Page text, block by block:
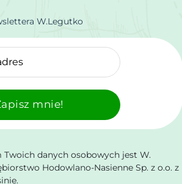
W.Legutko
mnie!
danych osobowych jest W.
Hodowlano-Nasienne Sp. z o.o. z